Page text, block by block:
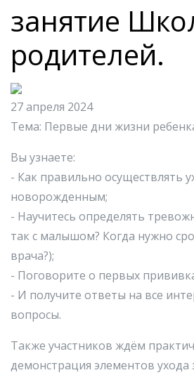
занятие
родителей.
27 апреля 2024
Тема: Первые дни жизни
Вы узнаете:
- Как правильно осуществлять
новорожденным;
- Научитесь определять
так с малышом? Когда нужно
врача?);
- Поговорите о первых
- И получите ответы на все
вопросы.
Также участников ждём
демонстрация элементов